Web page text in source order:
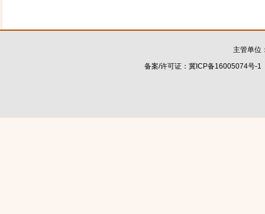
主管单位
备案/许可证：冀ICP备16005074号-1